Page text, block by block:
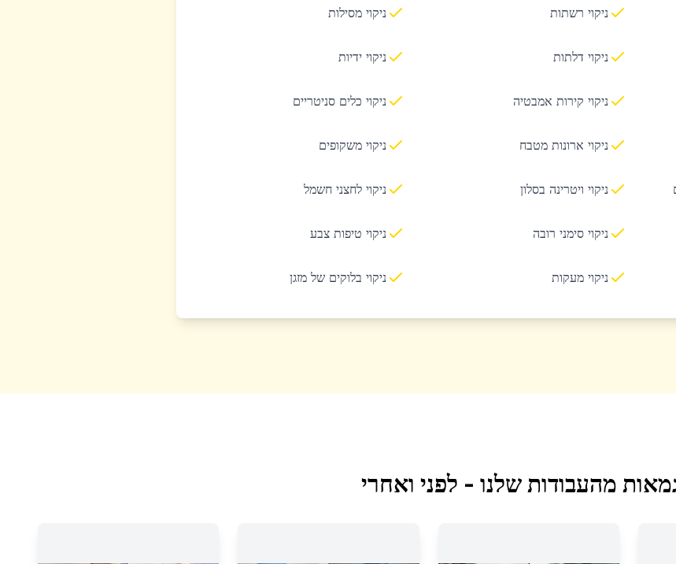
ניקוי רשתות ניקוי מסילות
ניקוי דלתות ניקוי ידיות
ניקוי קירות אמבטיה ניקוי כלים סניטריים
ניקוי ארונות מטבח ניקוי משקופים
ניקוי ויטרינה בסלון ניקוי לחצני חשמל
ניקוי סימני רובה ניקוי טיפות צבע
ניקוי מעקות ניקוי בלוקים של מזגן
מהעבודות שלנו - לפני ואחרי